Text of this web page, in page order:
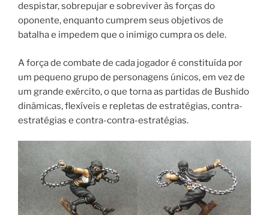
despistar, sobrepujar e sobreviver às forças do
oponente, enquanto cumprem seus objetivos de
batalha e impedem que o inimigo cumpra os dele.
A força de combate de cada jogador é constituída por
um pequeno grupo de personagens únicos, em vez de
um grande exército, o que torna as partidas de Bushido
dinâmicas, flexíveis e repletas de estratégias, contra-
estratégias e contra-contra-estratégias.